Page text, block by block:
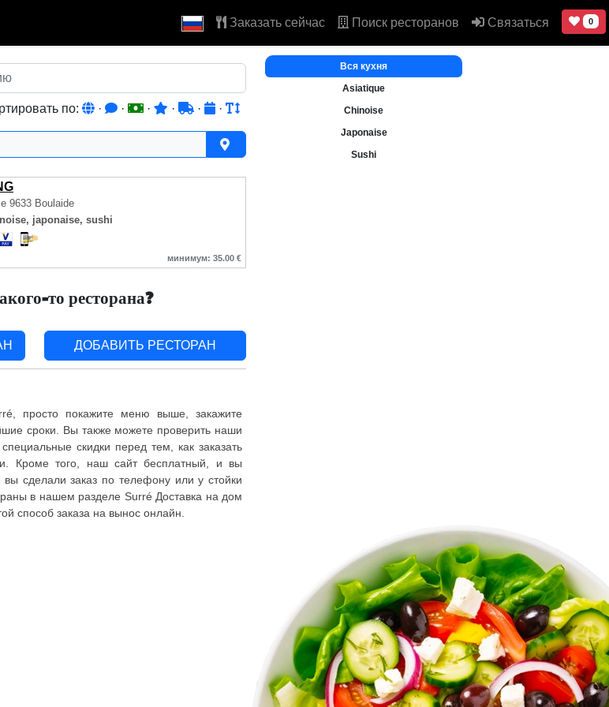
Заказать сейчас Поиск ресторанов Связаться 0
по: · · · · · ·
9633 Boulaide
japonaise, sushi
минимум: 35.00 €
Вся кухня
Asiatique
Chinoise
Japonaise
Sushi
то ресторана?
ДОБАВИТЬ РЕСТОРАН
просто покажите меню выше, закажите
сроки. Вы также можете проверить наши
скидки перед тем, как заказать
Кроме того, наш сайт бесплатный, и вы
сделали заказ по телефону или у стойки
в нашем разделе Surré Доставка на дом
способ заказа на вынос онлайн.